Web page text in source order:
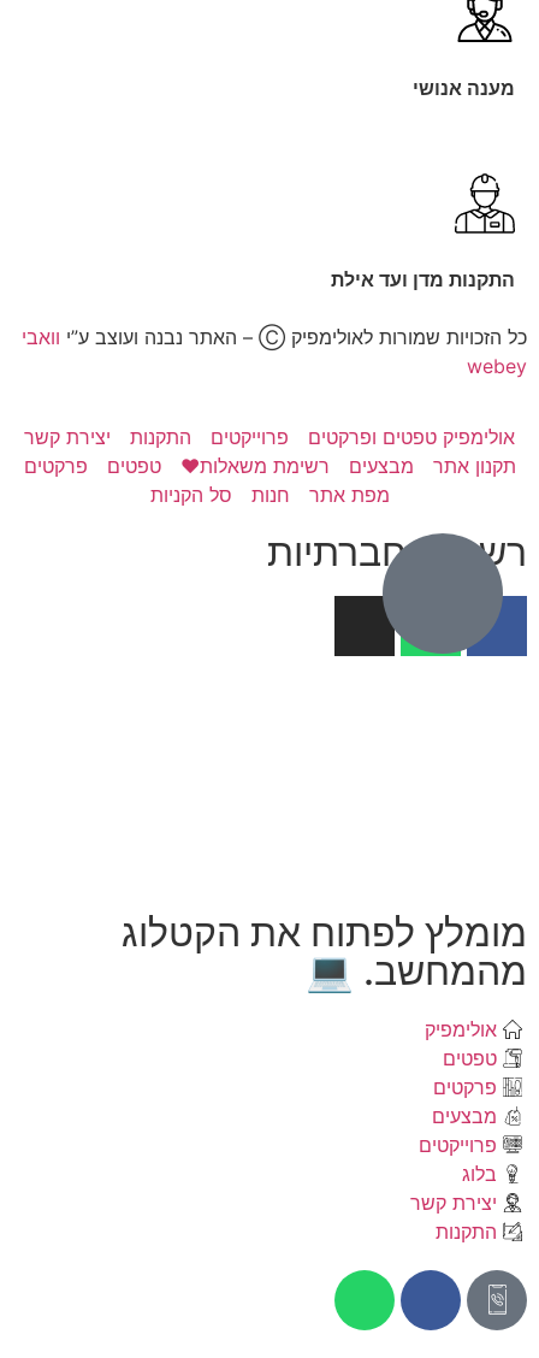
רשתות חברתיות
מענה אנושי
התקנות מדן ועד אילת
כל הזכויות שמורות לאולימפיק Ⓒ – האתר נבנה ועוצב ע”י
וואבי
webey
אולימפיק טפטים ופרקטים פרוייקטים התקנות
יצירת קשר
תקנון אתר
מבצעים רשימת משאלות❤️ טפטים
פרקטים
מפת אתר
חנות סל הקניות
מומלץ לפתוח את הקטלוג
מהמחשב. 💻
אולימפיק
טפטים
פרקטים
מבצעים
פרוייקטים
בלוג
יצירת קשר
התקנות